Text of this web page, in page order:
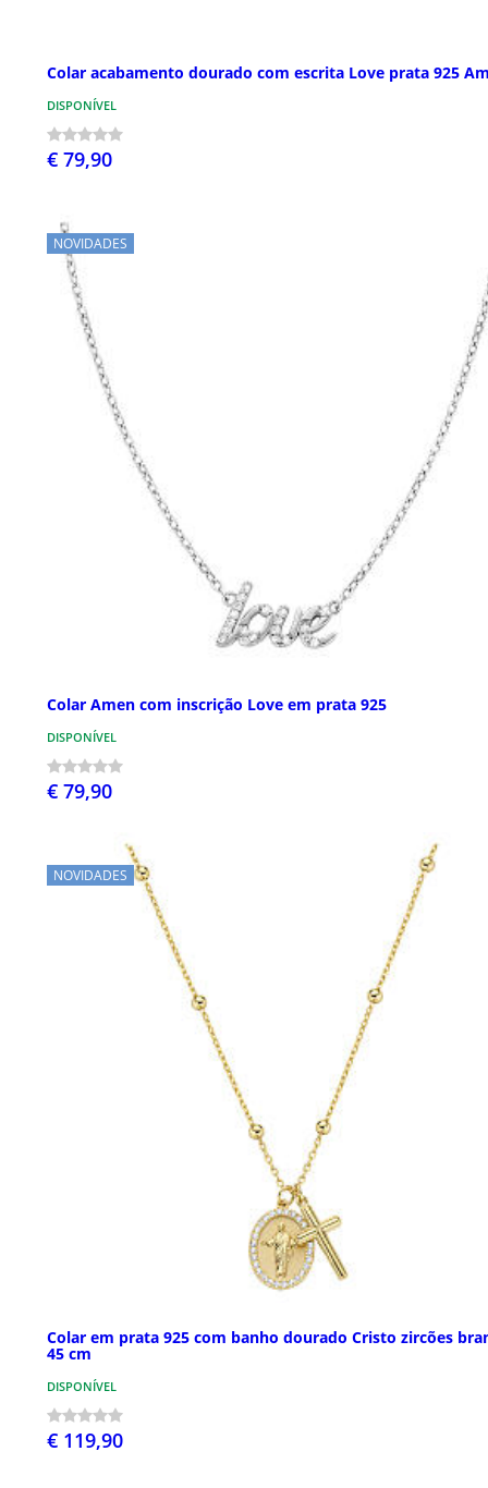
Colar acabamento dourado com escrita Love prata 925
DISPONÍVEL
€ 79,90
NOVIDADES
Colar Amen com inscrição Love em prata 925
DISPONÍVEL
€ 79,90
NOVIDADES
Colar em prata 925 com banho dourado Cristo zircões
45 cm
DISPONÍVEL
€ 119,90